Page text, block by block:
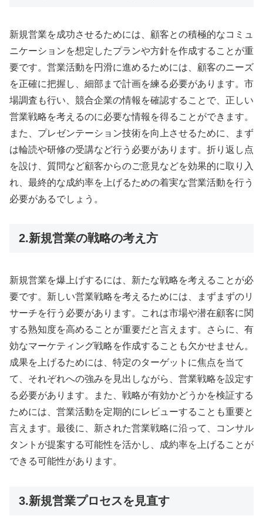
新規営業を成功させるためには、顧客との積極的なコミュ
ニケーションを想定したプランや方針を作成することが重
要です。営業活動を円滑に進めるためには、顧客のニーズ
を正確に把握し、細部まで計画を練る必要があります。市
場調査も行い、競合企業の情報を確認することで、正しい
営業戦略を考えるのに必要な情報を得ることができます。
また、プレゼンテーション技術を向上させるために、まず
は輪読や研修の受講など行う必要があります。折り返し点
を設け、質問など顧客からのご意見などを効果的に取り入
れ、最終的な成約率を上げるための着実な営業活動を行う
必要があるでしょう。
2.新規営業の戦略の考え方
新規営業を爆上げするには、新たな戦略を考えることが必
要です。新しい営業戦略を考えるためには、まずまずのリ
サーチを行う必要があります。これは市場や潜在顧客に関
する熟知度を高めることが重要だと言えます。さらに、有
効なマーケティング戦略を作成することも欠かせません。
成果を上げるためには、特定のターゲットに焦点を当て
て、それぞれへの強みを見出しながら、営業戦略を設定す
る必要があります。また、戦略が有効かどうかを検証する
ためには、営業活動を定期的にレビューすることも重要と
言えます。最後に、新された営業戦略に沿って、コンサル
タントが提案する可能性を活かし、成約率を上げることが
できる可能性があります。
3.新規営業プロセスを見直す